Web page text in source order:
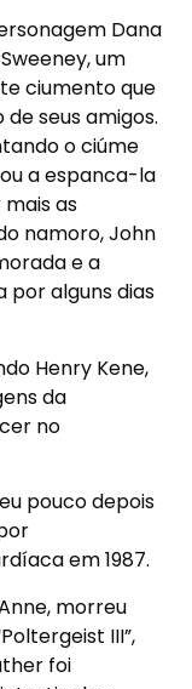
Dana
um
ciumento que
seus amigos.
o ciúme
a espanca-la
as
namoro, John
e a
por alguns dias
Henry Kene,
da
no
pouco depois
em 1987.
morreu
III”,
foi